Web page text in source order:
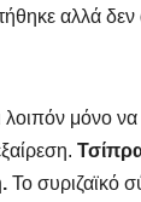
αλλά δεν
λοιπόν μόνο να
Το συριζαϊκό